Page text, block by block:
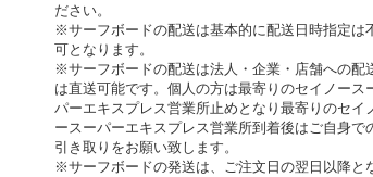
ださい。
※サーフボードの配送は基本的に配送日時指定は
可となります。
※サーフボードの配送は法人・企業・店舗への配
は直送可能です。個人の方は最寄りのセイノース
パーエキスプレス営業所止めとなり最寄りのセイ
ースーパーエキスプレス営業所到着後はご自身で
引き取りをお願い致します。
※サーフボードの発送は、ご注文日の翌日以降と